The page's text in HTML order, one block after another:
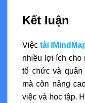
Kết luận
Việctải
nhiều lợi ích cho
tổ chức và quản
mà còn nâng
việc và học tập.